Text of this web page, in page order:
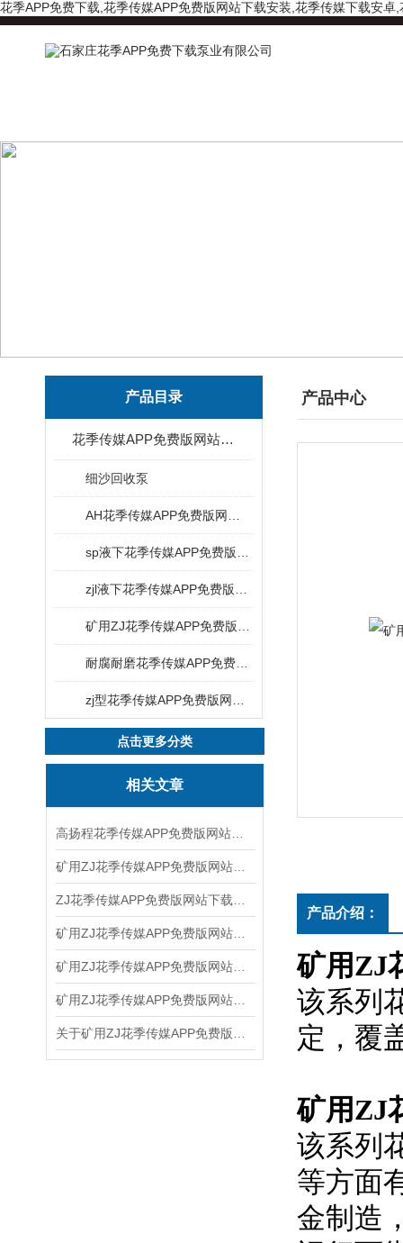
花季APP免费下载,花季传媒APP免费版网站下载安装,花季传媒下载安卓
产品目录
花季传媒APP免费版网站下载安装
细沙回收泵
点击更多分类
相关文章
产品中心
产品介绍：
矿用ZJ
该系列
定，
矿用ZJ
该系列
等方面
金制造